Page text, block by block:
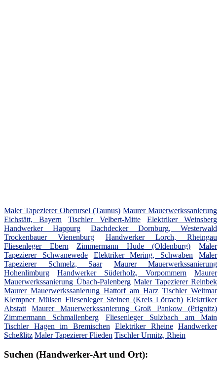
Maler Tapezierer Oberursel (Taunus) Maurer Mauerwerkssanierung
Eichstätt, Bayern
Tischler Velbert-Mitte
Elektriker Weinsberg
Handwerker Happurg
Dachdecker Dornburg, Westerwald
Trockenbauer Vienenburg
Handwerker Lorch, Rheingau
Fliesenleger Ebern
Zimmermann Hude (Oldenburg)
Maler
Tapezierer Schwanewede
Elektriker Mering, Schwaben
Maler
Tapezierer Schmelz, Saar
Maurer Mauerwerkssanierung
Hohenlimburg
Handwerker Süderholz, Vorpommern
Maurer
Mauerwerkssanierung Übach-Palenberg Maler Tapezierer Reinbek
Maurer Mauerwerkssanierung Hattorf am Harz Tischler Weitmar
Klempner Mülsen Fliesenleger Steinen (Kreis Lörrach) Elektriker
Abstatt
Maurer Mauerwerkssanierung Groß Pankow (Prignitz)
Zimmermann Schmallenberg
Fliesenleger Sulzbach am Main
Tischler Hagen im Bremischen
Elektriker Rheine
Handwerker
Scheßlitz Maler Tapezierer Flieden Tischler Urmitz, Rhein
Suchen (Handwerker-Art und Ort):